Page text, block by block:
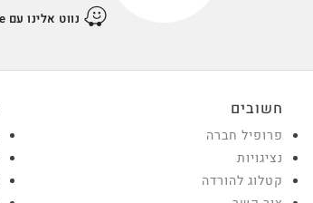
נווט אלינו עם waze
חשובים
פרופיל חברה
נציגויות
קטלוג להורדה